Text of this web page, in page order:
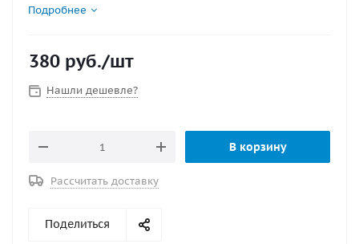
перемещения грузозахватными приспособлениями.
болт при помощи любого вставленного в кольцо
*Применяется во всех отраслях промышленности и
Материал : нержавеющая сталь
Подробнее
380 руб./шт
Нашли дешевле?
В корзину
Рассчитать доставку
Поделиться